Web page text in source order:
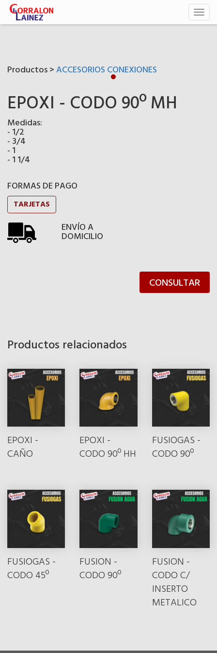
Productos >ACCESORIOS CONEXIONES
EPOXI - CODO 90º MH
Medidas:
- 1/2
- 3/4
- 1
- 1 1/4
FORMAS DE PAGO
TARJETAS
ENVÍO A
DOMICILIO
CONSULTAR
Productos relacionados
EPOXI -
CAÑO
EPOXI -
CODO 90º HH
FUSIOGAS -
CODO 90º
FUSIOGAS -
CODO 45º
FUSION -
CODO 90º
FUSION -
CODO C/
INSERTO
METALICO